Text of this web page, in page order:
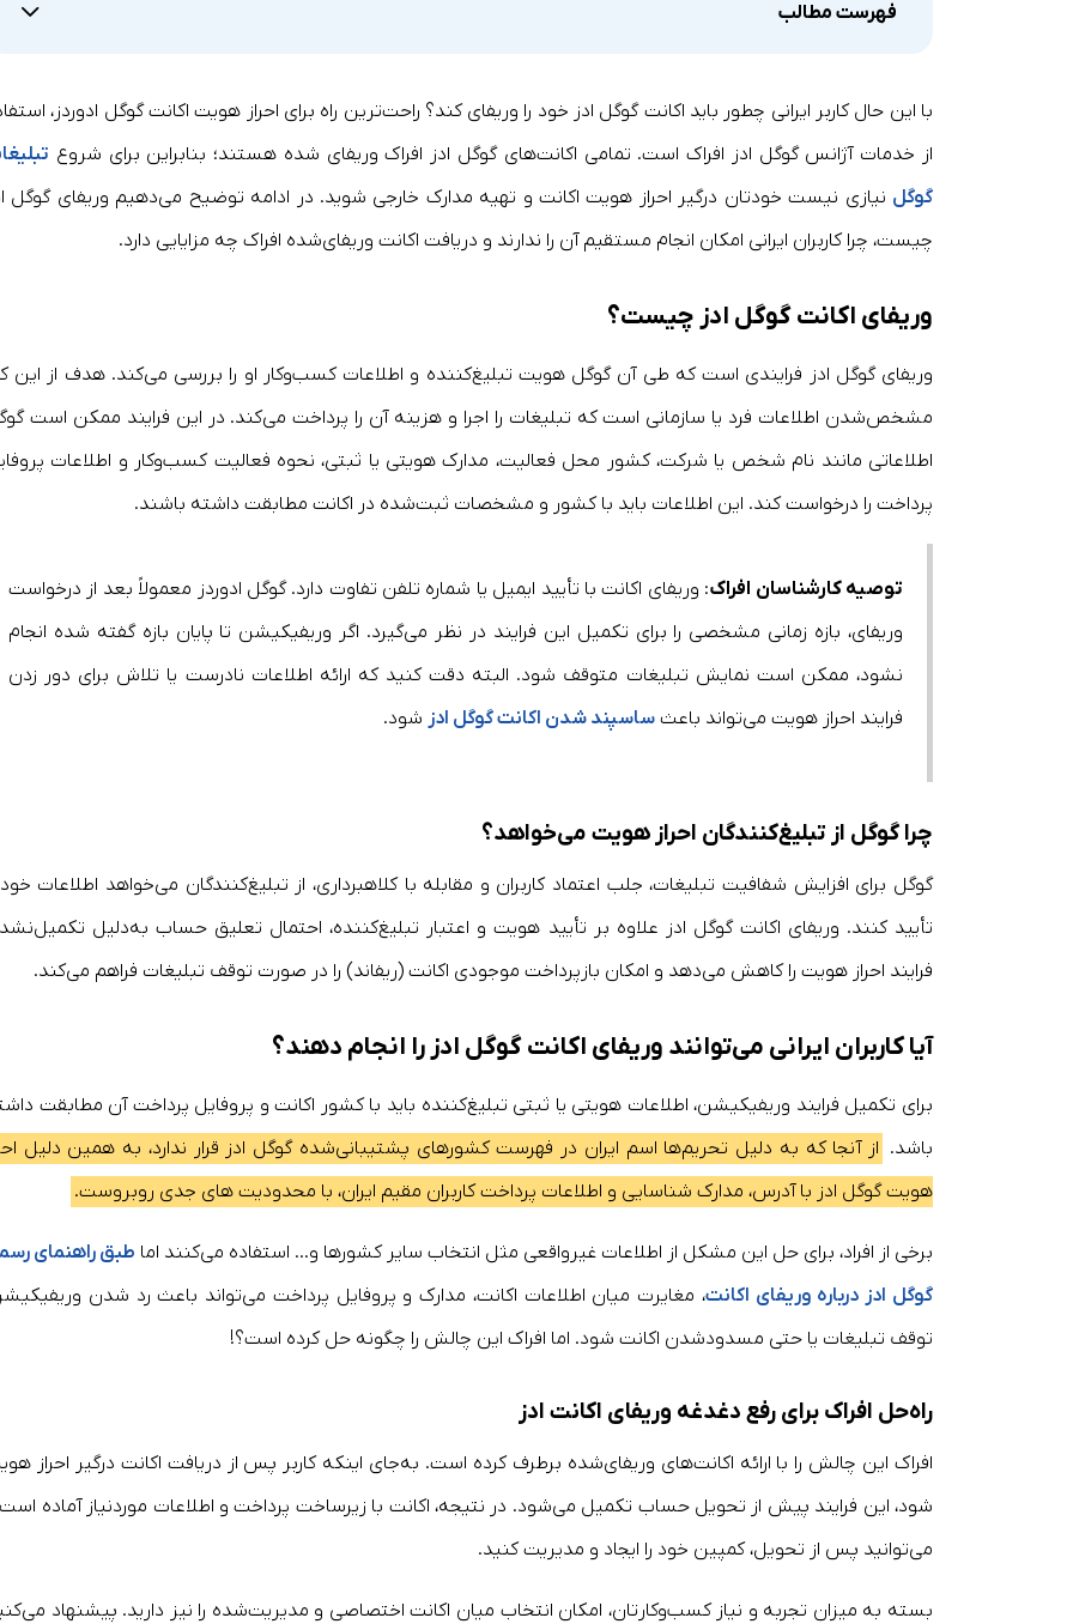
فهرست مطالب
با این حال کاربر ایرانی چطور باید اکانت گوگل ادز خود را وریفای کند؟ راحت‌ترین راه برای احراز هویت اکانت گوگل ادوردز،
از خدمات آژانس گوگل ادز افراک است. تمامی اکانت‌های گوگل ادز افراک وریفای شده‌ هستند؛ بنابراین برای شروع
گوگل نیازی نیست خودتان درگیر احراز هویت اکانت و تهیه مدارک خارجی شوید. در ادامه توضیح می‌دهیم وریفای گوگل
چیست، چرا کاربران ایرانی امکان انجام مستقیم آن را ندارند و دریافت اکانت وریفای‌شده افراک چه مزایایی دارد.
وریفای اکانت گوگل ادز چیست؟
وریفای گوگل ادز فرایندی است که طی آن گوگل هویت تبلیغ‌کننده و اطلاعات کسب‌وکار او را بررسی می‌کند. هدف از این
مشخص‌شدن اطلاعات فرد یا سازمانی است که تبلیغات را اجرا و هزینه آن را پرداخت می‌کند. در این فرایند ممکن است
اطلاعاتی مانند نام شخص یا شرکت، کشور محل فعالیت، مدارک هویتی یا ثبتی، نحوه فعالیت کسب‌وکار و اطلاعات
پرداخت را درخواست کند. این اطلاعات باید با کشور و مشخصات ثبت‌شده در اکانت مطابقت داشته باشند.
توصیه کارشناسان افراک: وریفای اکانت با تأیید ایمیل یا شماره تلفن تفاوت دارد. گوگل ادوردز معمولاً بعد از درخواست
وریفای، بازه زمانی مشخصی را برای تکمیل این فرایند در نظر می‌گیرد. اگر وریفیکیشن تا پایان بازه گفته شده انجام
نشود، ممکن است نمایش تبلیغات متوقف شود. البته دقت کنید که ارائه اطلاعات نادرست یا تلاش برای دور زدن
فرایند احراز هویت می‌تواند باعث ساسپند شدن اکانت گوگل ادز شود.
چرا گوگل از تبلیغ‌کنندگان احراز هویت می‌خواهد؟
گوگل برای افزایش شفافیت تبلیغات، جلب اعتماد کاربران و مقابله با کلاهبرداری، از تبلیغ‌کنندگان می‌خواهد اطلاعات خود
تأیید کنند. وریفای اکانت گوگل ادز علاوه بر تأیید هویت و اعتبار تبلیغ‌کننده، احتمال تعلیق حساب به‌دلیل
فرایند احراز هویت را کاهش می‌دهد و امکان بازپرداخت موجودی اکانت (ریفاند) را در صورت توقف تبلیغات فراهم می‌کند.
آیا کاربران ایرانی‌ می‌توانند وریفای اکانت گوگل ادز را انجام دهند؟
برای تکمیل فرایند وریفیکیشن، اطلاعات هویتی یا ثبتی تبلیغ‌کننده باید با کشور اکانت و پروفایل پرداخت آن مطابقت
باشد. از آنجا که به دلیل تحریم‌ها اسم ایران در فهرست کشورهای پشتیبانی‌شده گوگل ادز قرار ندارد، به همین دلیل
هویت گوگل ادز با آدرس، مدارک شناسایی و اطلاعات پرداخت کاربران مقیم ایران، با محدودیت های جدی روبروست.
برخی از افراد، برای حل این مشکل از اطلاعات غیرواقعی مثل انتخاب سایر کشورها و… استفاده می‌کنند اما طبق راهنمای
گوگل ادز درباره وریفای اکانت، مغایرت میان اطلاعات اکانت، مدارک و پروفایل پرداخت می‌تواند باعث رد شدن
توقف تبلیغات یا حتی مسدودشدن اکانت شود. اما افراک این چالش را چگونه حل کرده است؟!
راه‌حل افراک برای رفع دغدغه وریفای اکانت ادز
افراک این چالش را با ارائه اکانت‌های وریفای‌شده برطرف کرده است. به‌جای اینکه کاربر پس از دریافت اکانت درگیر احراز
شود، این فرایند پیش از تحویل حساب تکمیل می‌شود. در نتیجه، اکانت با زیرساخت پرداخت و اطلاعات موردنیاز آماده
می‌توانید پس از تحویل، کمپین خود را ایجاد و مدیریت کنید.
بسته به میزان تجربه و نیاز کسب‌وکارتان، امکان انتخاب میان اکانت اختصاصی و مدیریت‌شده را نیز دارید. پیشنهاد